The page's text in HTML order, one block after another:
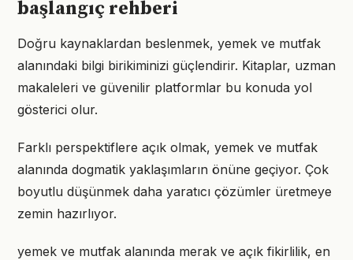
başlangıç rehberi
Doğru kaynaklardan beslenmek, yemek ve mutfak
alanındaki bilgi birikiminizi güçlendirir. Kitaplar, uzman
makaleleri ve güvenilir platformlar bu konuda yol
gösterici olur.
Farklı perspektiflere açık olmak, yemek ve mutfak
alanında dogmatik yaklaşımların önüne geçiyor. Çok
boyutlu düşünmek daha yaratıcı çözümler üretmeye
zemin hazırlıyor.
yemek ve mutfak alanında merak ve açık fikirlilik, en